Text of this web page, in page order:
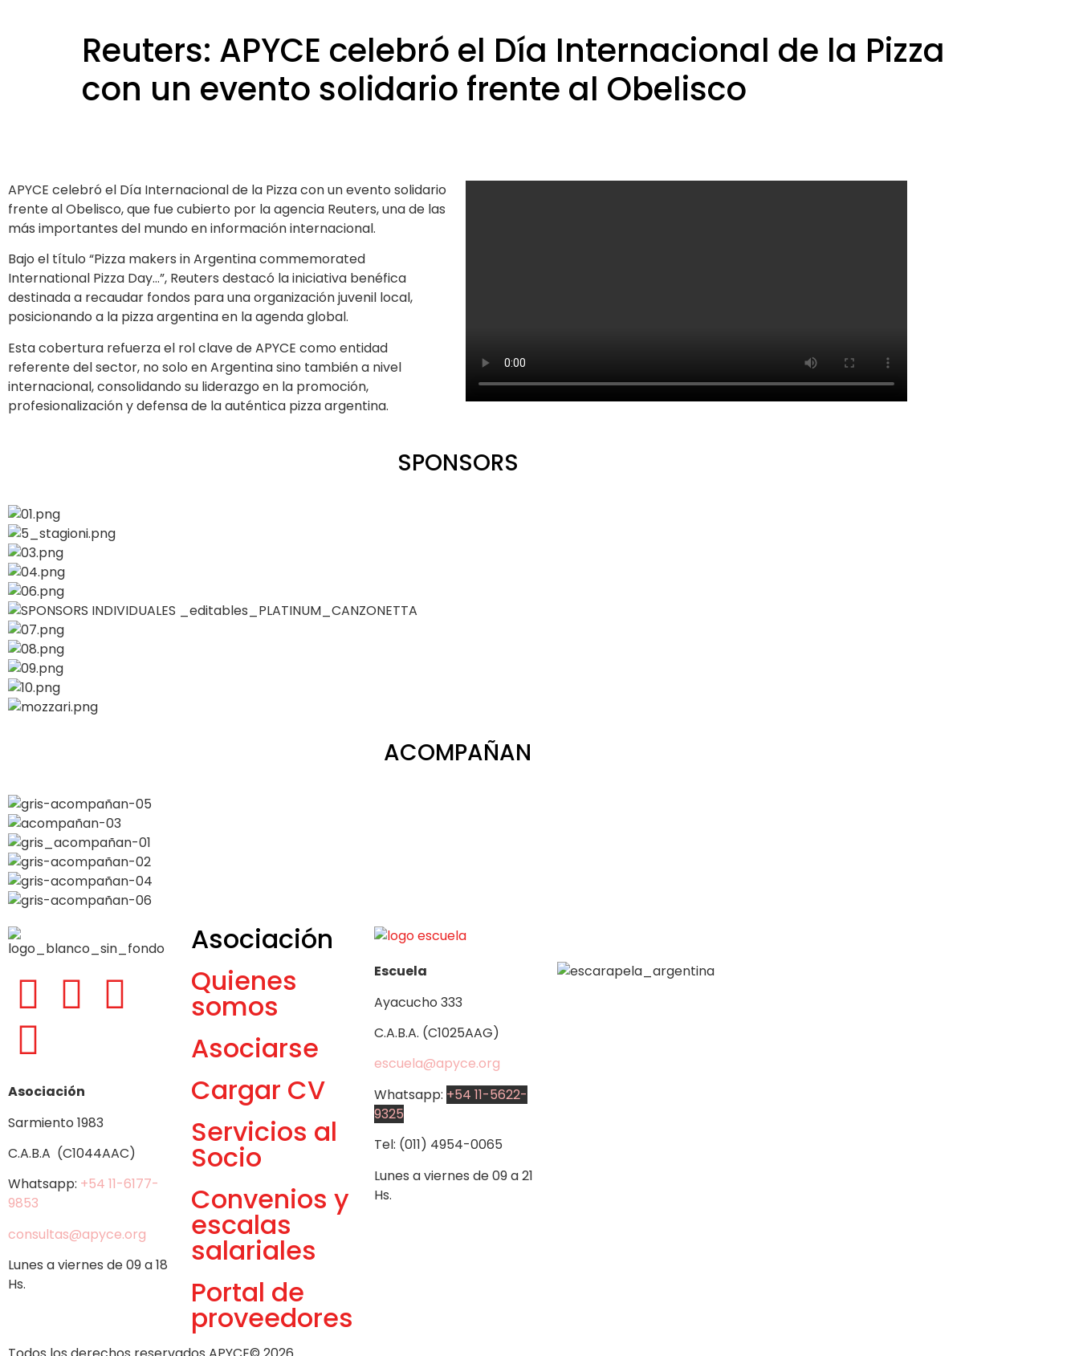
Reuters: APYCE celebró el Día Internacional de la Pizza
con un evento solidario frente al Obelisco
APYCE celebró el Día Internacional de la Pizza con un evento solidario
frente al Obelisco, que fue cubierto por la agencia Reuters, una de las
más importantes del mundo en información internacional.
Bajo el título “Pizza makers in Argentina commemorated
International Pizza Day…”, Reuters destacó la iniciativa benéfica
destinada a recaudar fondos para una organización juvenil local,
posicionando a la pizza argentina en la agenda global.
Esta cobertura refuerza el rol clave de APYCE como entidad
referente del sector, no solo en Argentina sino también a nivel
internacional, consolidando su liderazgo en la promoción,
profesionalización y defensa de la auténtica pizza argentina.
SPONSORS
ACOMPAÑAN
Asociación
Sarmiento 1983
C.A.B.A (C1044AAC)
Whatsapp: +54 11-6177-
9853
consultas@apyce.org
Lunes a viernes de 09 a 18
Hs.
Asociación
Quienes
somos
Asociarse
Cargar CV
Servicios al
Socio
Convenios y
escalas
salariales
Portal de
proveedores
Escuela
Ayacucho 333
C.A.B.A. (C1025AAG)
escuela@apyce.org
Whatsapp: +54 11-5622-
9325
Tel: (011) 4954-0065
Lunes a viernes de 09 a 21
Hs.